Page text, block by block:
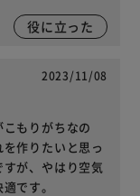
役に立った
2023/11/08
もりがちなの
作りたいと思っ
が、やはり空気
です。